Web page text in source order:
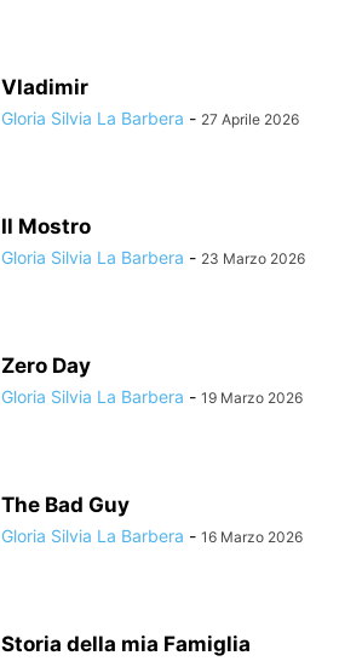
Vladimir
Gloria Silvia La Barbera - 27 Aprile 2026
Il Mostro
Gloria Silvia La Barbera - 23 Marzo 2026
Zero Day
Gloria Silvia La Barbera - 19 Marzo 2026
The Bad Guy
Gloria Silvia La Barbera - 16 Marzo 2026
Storia della mia Famiglia